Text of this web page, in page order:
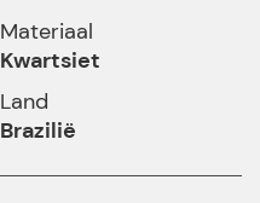
Materiaal
Kwartsiet
Land
Brazilië